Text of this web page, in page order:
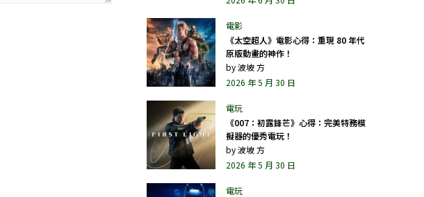
《太空超人》電影心得：重現 80 年代
原版動畫的神作！
by波坡 方
2026 年 5 月 30 日
《007：初露鋒芒》心得：完美特務模
擬器的優秀電玩！
by波坡 方
2026 年 5 月 30 日